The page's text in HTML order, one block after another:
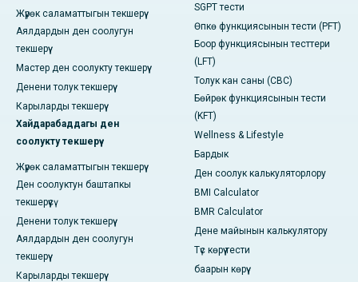
Жүрөк саламаттыгын текшерүү
Аялдардын ден соолугун
текшерүү
Мастер ден соолукту текшерүү
Денени толук текшерүү
Карыларды текшерүү
Хайдарабаддагы ден
соолукту текшерүү
Жүрөк саламаттыгын текшерүү
Ден соолуктун баштапкы
текшерүүсү
Денени толук текшерүү
Аялдардын ден соолугун
текшерүү
Карыларды текшерүү
SGPT тести
Өпкө функциясынын тести (PFT)
Боор функциясынын тесттери
(LFT)
Толук кан саны (CBC)
Бөйрөк функциясынын тести
(KFT)
Wellness & Lifestyle
Бардык
Ден соолук калькуляторлору
BMI Calculator
BMR Calculator
Дене майынын калькулятору
Түс көрүү тести
баарын көрүү